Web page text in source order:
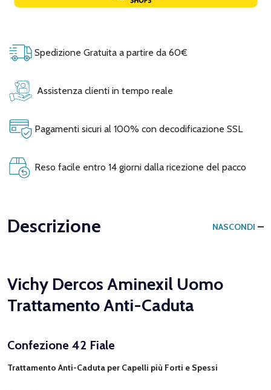
Spedizione Gratuita a partire da 60€
Assistenza clienti in tempo reale
Pagamenti sicuri al 100% con decodificazione SSL
Reso facile entro 14 giorni dalla ricezione del pacco
Descrizione NASCONDI
Vichy Dercos Aminexil Uomo
Trattamento Anti-Caduta
Confezione 42 Fiale
Trattamento Anti-Caduta per Capelli più Forti e Spessi